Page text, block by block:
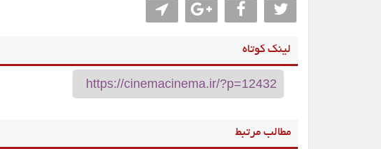
لینک کوتاه
مطالب مرتبط